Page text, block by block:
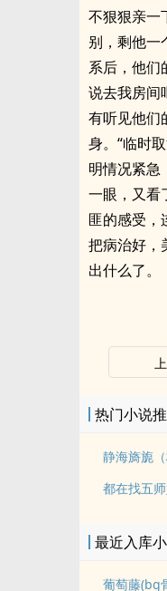
不狠狠亲一
别，剩他一
系后，他们
说去我房间
有听见他们
身。“临时
明情况紧急
一眼，又看
匪的感受，
把病治好，
出什么了。
热门小说
静海旖旎（
都在找五
最近入库
葡萄藤(bg